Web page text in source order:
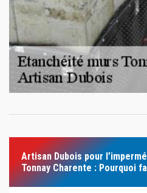
Artisan Dubois pour
Tonnay Charente : Pourquoi